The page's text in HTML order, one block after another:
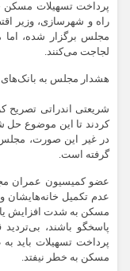
پرداخت تسهیلات مسکن
راه و شهرسازی، وزیر
مجلس برگزار شده، اما
لجاجت می‌کنند.
هشدار مجلس به
شریعتی اندراتی تصریح
کردند تا این موضوع حل
در غیر این صورت، مجلس
گرفته است.
عضو کمیسیون عمران
عدم تکمیل خانه‌هایشان
مسکن به شدت افزایش
پاسخگو باشند،
پرداخت تسهیلات باید
مسکن به خطر نیفتد.